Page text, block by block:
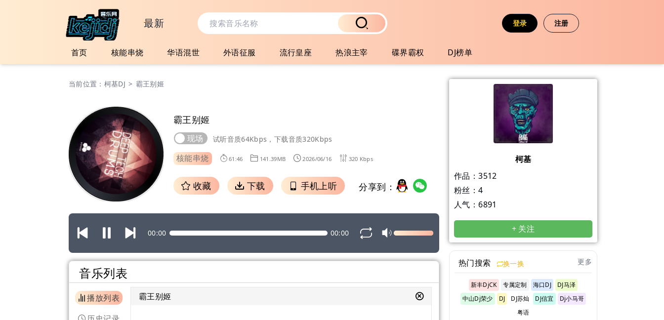
最新 登录 注册
首页 核能串烧 华语混世 外语征服 流行皇座 热浪主宰 碟界霸权 DJ榜单
当前位置： 柯基DJ > 霸王别姬
现场
霸王别姬
试听音质64Kbps，下载音质320Kbps
核能串烧 61:46 141.39MB 2026/06/16 320 Kbps
收藏 下载 手机上听 分享到：
00:00 00:00
音乐列表
播放列表
霸王别姬
柯基
作品：3512
粉丝：4
人气： 6891
+ 关注
热门搜索 换一换 更多
新丰DjCK 专属定制 海口DJ
DJ马泽
中山Dj荣少
DJ DJ苏灿 DJ信宜
Dj小马哥
粤语